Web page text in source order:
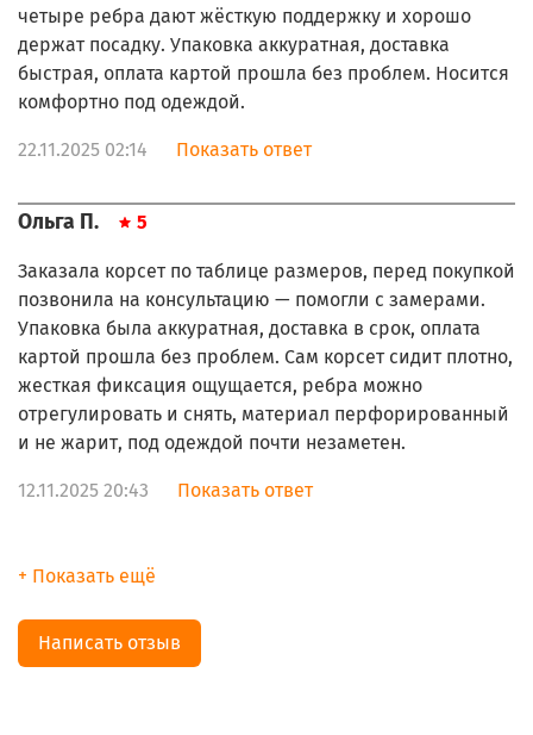
четыре ребра дают жёсткую поддержку и хорошо
держат посадку. Упаковка аккуратная, доставка
быстрая, оплата картой прошла без проблем. Носится
комфортно под одеждой.
22.11.2025 02:14 Показать ответ
Ольга П. 5
Заказала корсет по таблице размеров, перед покупкой
позвонила на консультацию — помогли с замерами.
Упаковка была аккуратная, доставка в срок, оплата
картой прошла без проблем. Сам корсет сидит плотно,
жесткая фиксация ощущается, ребра можно
отрегулировать и снять, материал перфорированный
и не жарит, под одеждой почти незаметен.
12.11.2025 20:43 Показать ответ
+ Показать ещё
Написать отзыв